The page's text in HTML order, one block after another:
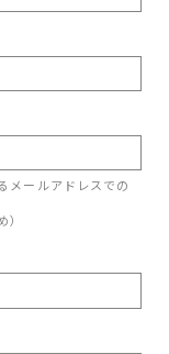
メールアドレスでの